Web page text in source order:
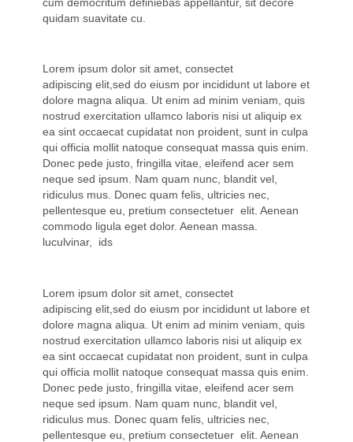
quidam suavitate cu.
Lorem ipsum dolor sit amet, consectet
adipiscing elit,sed do eiusm por incididunt ut labore et
dolore magna aliqua. Ut enim ad minim veniam, quis
nostrud exercitation ullamco laboris nisi ut aliquip ex
ea sint occaecat cupidatat non proident, sunt in culpa
qui officia mollit natoque consequat massa quis enim.
Donec pede justo, fringilla vitae, eleifend acer sem
neque sed ipsum. Nam quam nunc, blandit vel,
ridiculus mus. Donec quam felis, ultricies nec,
pellentesque eu, pretium consectetuer elit. Aenean
commodo ligula eget dolor. Aenean massa.
luculvinar, ids
Lorem ipsum dolor sit amet, consectet
adipiscing elit,sed do eiusm por incididunt ut labore et
dolore magna aliqua. Ut enim ad minim veniam, quis
nostrud exercitation ullamco laboris nisi ut aliquip ex
ea sint occaecat cupidatat non proident, sunt in culpa
qui officia mollit natoque consequat massa quis enim.
Donec pede justo, fringilla vitae, eleifend acer sem
neque sed ipsum. Nam quam nunc, blandit vel,
ridiculus mus. Donec quam felis, ultricies nec,
pellentesque eu, pretium consectetuer elit. Aenean